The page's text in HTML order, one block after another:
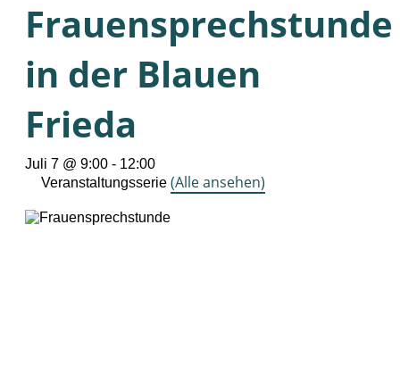
Frauensprechstunde
in der Blauen
Frieda
Juli 7 @ 9:00 - 12:00
Veranstaltungsserie (Alle ansehen)